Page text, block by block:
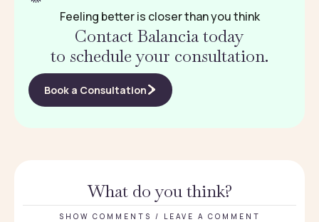
Feeling better is closer than you think
Contact Balancia today
to schedule your consultation.
Book a Consultation
What do you think?
SHOW COMMENTS / LEAVE A COMMENT